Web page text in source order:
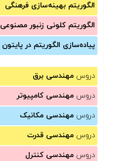
الگوریتم بهینه‌سازی فرهنگی
الگوریتم کلونی زنبور مصنوعی
پیاده‌سازی الگوریتم در پایتون
دروس مهندسی برق
دروس مهندسی کامپیوتر
دروس مهندسی مکانیک
دروس مهندسی قدرت
دروس مهندسی کنترل